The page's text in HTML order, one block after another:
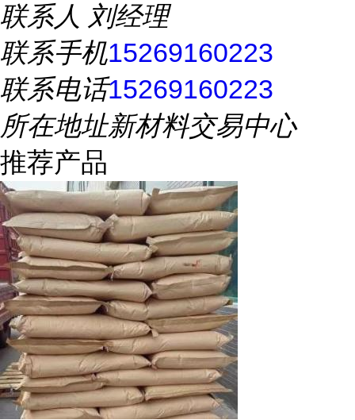
联系人 刘经理
联系手机15269160223
联系电话15269160223
所在地址新材料交易中心
推荐产品